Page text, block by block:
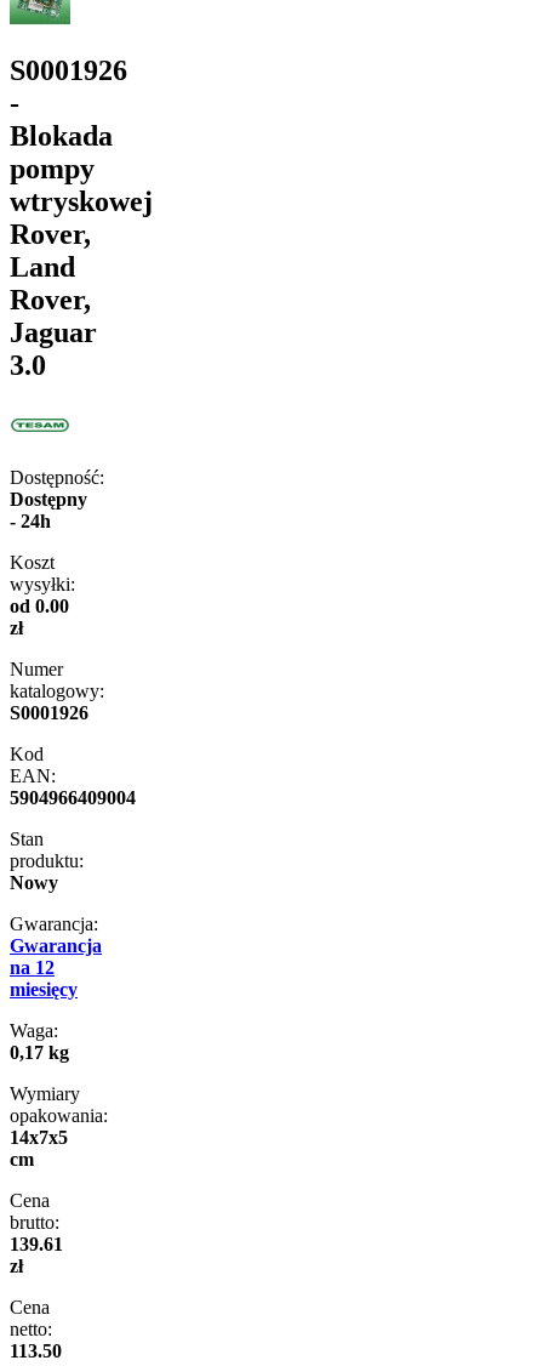
S0001926
-
Blokada
pompy
wtryskowej
Rover,
Land
Rover,
Jaguar
3.0
Dostępność:
Dostępny
- 24h
Koszt
wysyłki:
od 0.00
zł
Numer
katalogowy:
S0001926
Kod
EAN:
5904966409004
Stan
produktu:
Nowy
Gwarancja:
Gwarancja
na 12
miesięcy
Waga:
0,17 kg
Wymiary
opakowania:
14x7x5
cm
Cena
brutto:
139.61
zł
Cena
netto:
113.50